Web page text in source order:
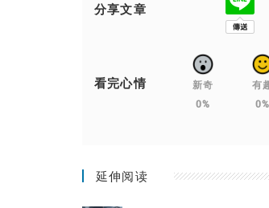
分享文章
看完心情
新奇
0%
有
0%
延伸阅读